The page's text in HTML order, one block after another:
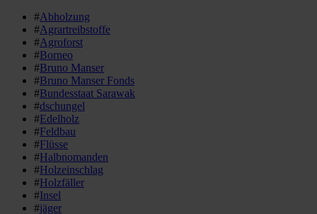
#Abholzung
#Agrartreibstoffe
#Agroforst
#Borneo
#Bruno Manser
#Bruno Manser Fonds
#Bundesstaat Sarawak
#dschungel
#Edelholz
#Feldbau
#Flüsse
#Halbnomanden
#Holzeinschlag
#Holzfäller
#Insel
#jäger